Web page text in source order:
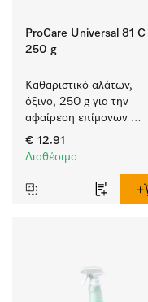
ProCare Universal 81 C
250 g
Καθαριστικό αλάτων,
όξινο, 250 g για την
αφαίρεση επίμονων
επικαθίσεων αλάτων.
€ 12.91
Διαθέσιμο